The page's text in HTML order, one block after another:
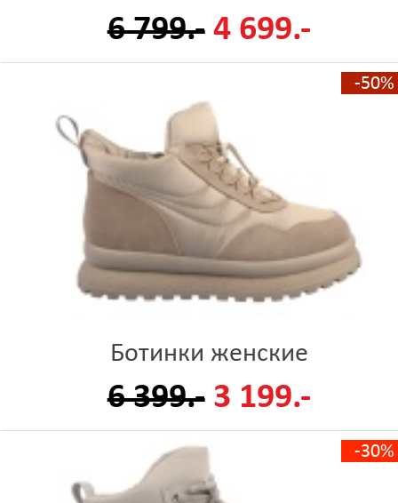
6 799.- 4 699.-
-50%
Ботинки женские
6 399.- 3 199.-
-30%